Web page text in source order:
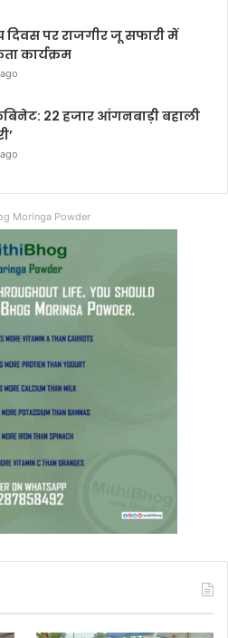
दिवस पर राजगीर जू सफारी में
कार्यक्रम
22 हजार आंगनबाड़ी बहाली
Moringa Powder